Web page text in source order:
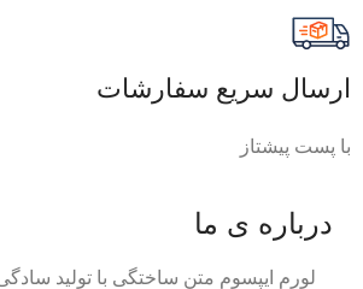
ارسال سریع سفارشات
با پست پیشتاز
درباره ی ما
لورم ایپسوم متن ساختگی با تولید